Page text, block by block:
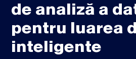
de analiză a
pentru luarea
inteligente